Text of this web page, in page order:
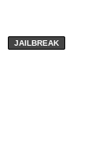
JAILBREAK